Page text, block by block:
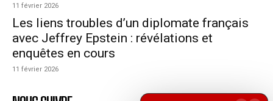
11 février 2026
Les liens troubles d’un diplomate français
avec Jeffrey Epstein : révélations et
enquêtes en cours
11 février 2026